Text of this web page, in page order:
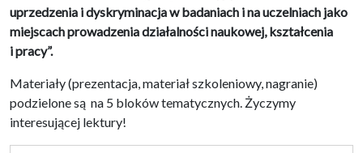
uprzedzenia i dyskryminacja w badaniach i na uczelniach jako
miejscach prowadzenia działalności naukowej, kształcenia
i pracy”.
Materiały (prezentacja, materiał szkoleniowy, nagranie)
podzielone są na 5 bloków tematycznych. Życzymy
interesującej lektury!